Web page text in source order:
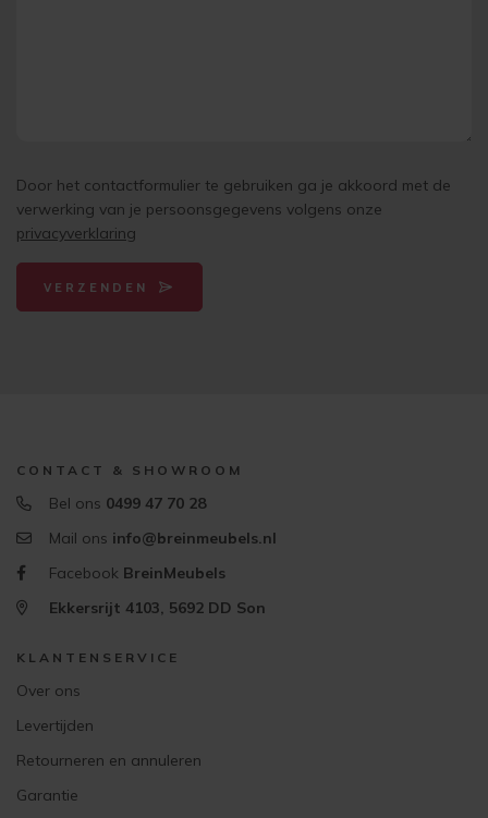
Door het contactformulier te gebruiken ga je akkoord met de
verwerking van je persoonsgegevens volgens onze
privacyverklaring
VERZENDEN
CONTACT & SHOWROOM
Bel ons 0499 47 70 28
Mail ons info@breinmeubels.nl
Facebook BreinMeubels
Ekkersrijt 4103, 5692 DD Son
KLANTENSERVICE
Over ons
Levertijden
Retourneren en annuleren
Garantie